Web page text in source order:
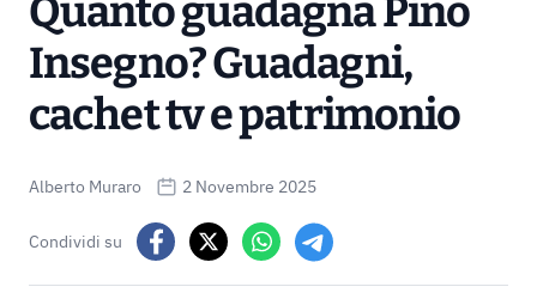
Quanto guadagna Pino
Insegno? Guadagni,
cachet tv e patrimonio
Alberto Muraro 2 Novembre 2025
Condividi su